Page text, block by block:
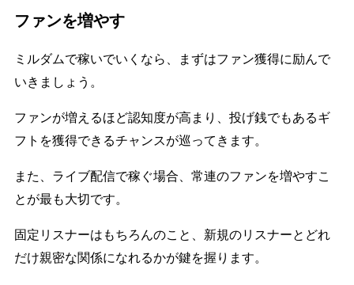
ファンを増やす
ミルダムで稼いでいくなら、まずはファン獲得に励んで
いきましょう。
ファンが増えるほど認知度が高まり、投げ銭でもあるギ
フトを獲得できるチャンスが巡ってきます。
また、ライブ配信で稼ぐ場合、常連のファンを増やすこ
とが最も大切です。
固定リスナーはもちろんのこと、新規のリスナーとどれ
だけ親密な関係になれるかが鍵を握ります。